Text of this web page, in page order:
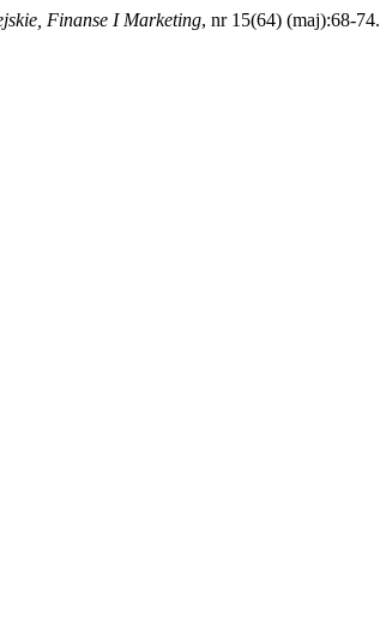
Finanse I Marketing, nr 15(64) (maj):68-74.